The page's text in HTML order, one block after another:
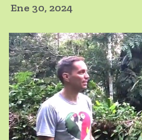
Ene 30, 2024